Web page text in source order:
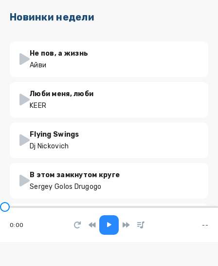
Новинки недели
Не пов, а жизнь
Айви
Люби меня, люби
KEER
Flying Swings
Dj Nickovich
В этом замкнутом круге
Sergey Golos Drugogo
0:00 --